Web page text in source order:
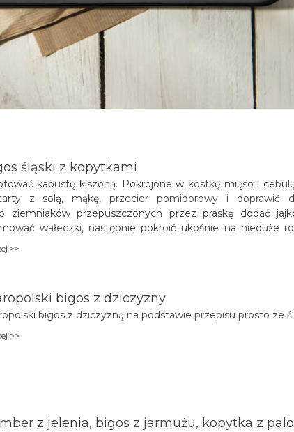
śląski z kopytkami
kapustę kiszoną. Pokrojone w kostkę mięso i
z solą, mąkę, przecier pomidorowy i doprawić
ziemniaków przepuszczonych przez praskę dodać
wałeczki, następnie pokroić ukośnie na nieduże
>>
bigos z dziczyzny
bigos z dziczyzną na podstawie przepisu prosto ze
>>
z jelenia, bigos z jarmużu, kopytka z